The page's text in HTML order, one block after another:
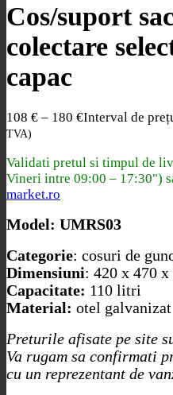
Cos/suport
colectare
capac
108 € – 180 €Interval de
TVA)
Validati pretul si timpul de
Vineri intre 09:00 – 17:30")
market.ro
Model: UMRS03
Categorie: cosuri de
Dimensiuni: 420 x 470 x
Capacitate: 110 litri
Material: otel galvanizat
Preturile afisate pe site
Va rugam sa confirmati
cu un reprezentant de